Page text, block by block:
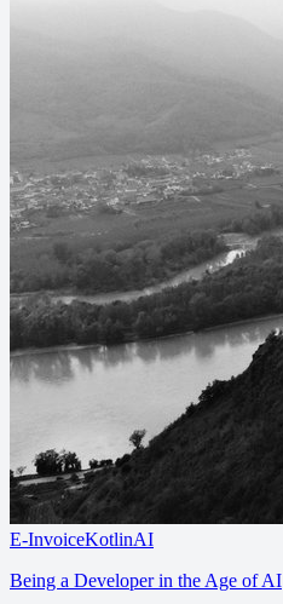
E-InvoiceKotlinAI
Being a Developer in the Age of AI